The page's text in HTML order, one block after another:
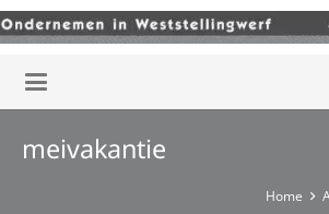
meivakantie
Home